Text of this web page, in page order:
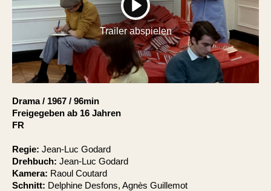
Filmpakete
Gutscheine
& Filmpässe
Account
PLAY
Trailer abspielen
Drama / 1967 / 96min
Freigegeben ab 16 Jahren
FR
Regie: Jean-Luc Godard
Drehbuch: Jean-Luc Godard
Kamera: Raoul Coutard
Schnitt: Delphine Desfons, Agnès Guillemot